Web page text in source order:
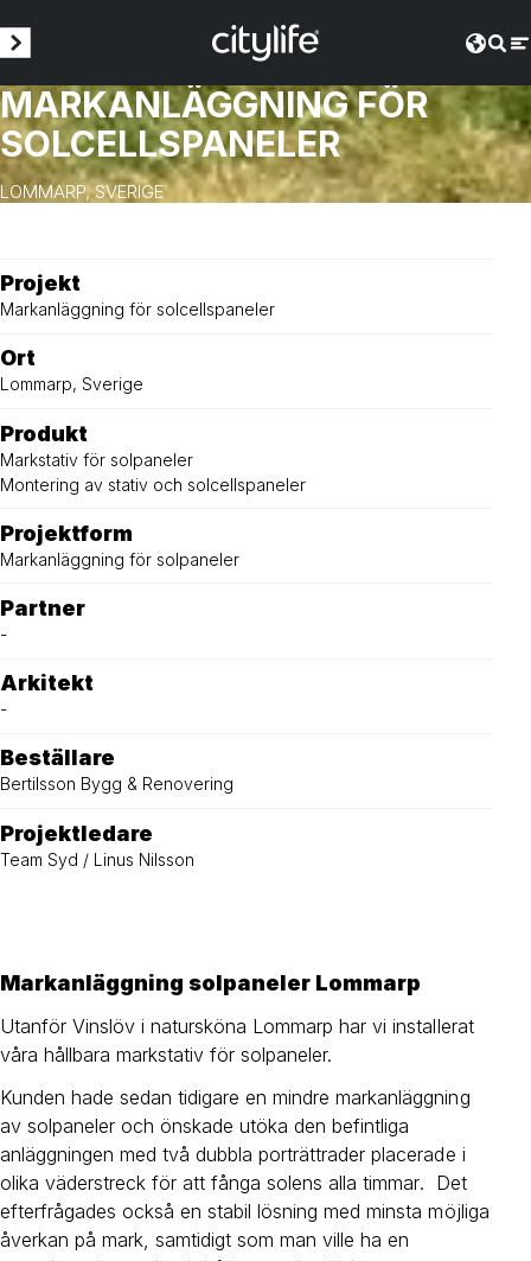
MARKANLÄGGNING FÖR
SOLCELLSPANELER
LOMMARP, SVERIGE
Projekt
Markanläggning för solcellspaneler
Ort
Lommarp, Sverige
Produkt
Markstativ för solpaneler
Montering av stativ och solcellspaneler
Projektform
Markanläggning för solpaneler
Partner
-
Arkitekt
-
Beställare
Bertilsson Bygg & Renovering
Projektledare
Team Syd / Linus Nilsson
Markanläggning solpaneler Lommarp
Utanför Vinslöv i natursköna Lommarp har vi installerat
våra hållbara markstativ för solpaneler.
Kunden hade sedan tidigare en mindre markanläggning
av solpaneler och önskade utöka den befintliga
anläggningen med två dubbla porträttrader placerade i
olika väderstreck för att fånga solens alla timmar. Det
efterfrågades också en stabil lösning med minsta möjliga
åverkan på mark, samtidigt som man ville ha en